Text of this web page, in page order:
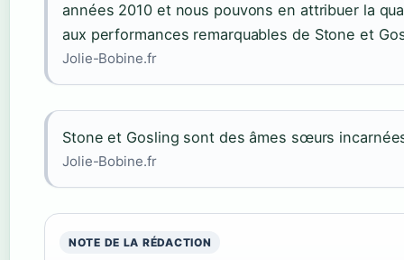
années 2010 et nous pouvons en attribuer la
aux performances remarquables de Stone et
Jolie-Bobine.fr
Stone et Gosling sont des âmes sœurs
Jolie-Bobine.fr
NOTE DE LA RÉDACTION